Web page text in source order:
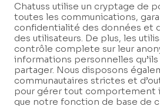
Chatuss utilise un cryptage de
toutes les communications,
confidentialité des données et
des utilisateurs. De plus, les
contrôle complete sur leur
informations personnelles
partager. Nous disposons
communautaires strictes et
pour gérer tout comportement
que notre fonction de base de